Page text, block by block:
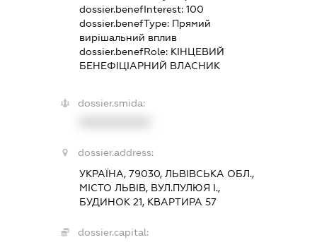
dossier.benefInterest:100
dossier.benefType: Прямий
вирішальний вплив
dossier.benefRole: КІНЦЕВИЙ
БЕНЕФІЦІАРНИЙ ВЛАСНИК
dossier.smida:
dossier.address:
УКРАЇНА, 79030, ЛЬВІВСЬКА ОБЛ.,
МІСТО ЛЬВІВ, ВУЛ.ПУЛЮЯ І.,
БУДИНОК 21, КВАРТИРА 57
dossier.capital: